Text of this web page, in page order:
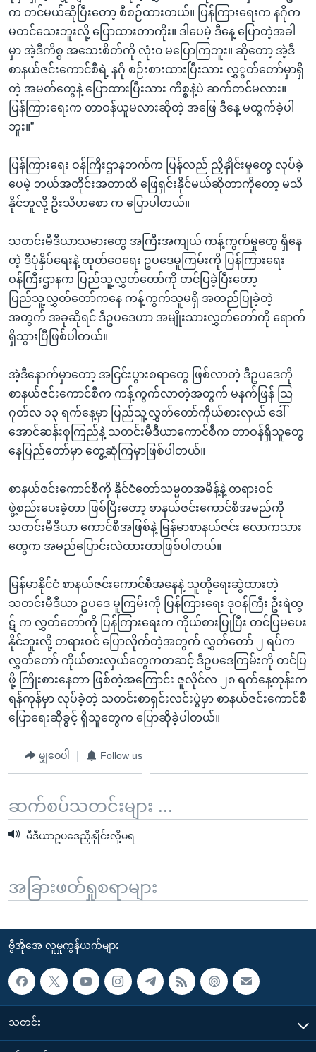
က တင်မယ်ဆိုပြီးတော့ စီစဉ်ထားတယ်။ ပြန်ကြားရေးက နဂိုက
မတင်သေးဘူးလို့ ပြောထားတာကိုး။ ဒါပေမဲ့ ဒီနေ့ ပြောတဲ့အခါ
မှာ အဲ့ဒီကိစ္စ အသေးစိတ်ကို လုံး၀ မပြောကြဘူး။ ဆိုတော့ အဲ့ဒီ
စာနယ်ဇင်းကောင်စီရဲ့ နဂို စဉ်းစားထားပြီးသား လွှွတ်တော်မှာရှိ
တဲ့ အမတ်တွေနဲ့ ပြောထားပြီးသား ကိစ္စနဲ့ပဲ ဆက်တင်မလား။
ပြန်ကြားရေးက တာဝန်ယူမလားဆိုတဲ့ အဖြေ ဒီနေ့ မထွက်ခဲ့ပါ
ဘူး။”
ပြန်ကြားရေး ဝန်ကြီးဌာနဘက်က ပြန်လည် ညှိနှိုင်းမှုတွေ လုပ်ခဲ့
ပေမဲ့ ဘယ်အတိုင်းအတာထိ ဖြေရှင်းနိုင်မယ်ဆိုတာကိုတော့ မသိ
နိုင်ဘူလို့ ဦးသီဟစော က ပြောပါတယ်။
သတင်းမီဒီယာသမားတွေ အကြီးအကျယ် ကန့်ကွက်မှုတွေ ရှိနေ
တဲ့ ဒီပုံနှိပ်ရေးနဲ့ ထုတ်ဝေရေး ဥပဒေမူကြမ်းကို ပြန်ကြားရေး
ဝန်ကြီးဌာနက ပြည်သူ့လွှတ်တော်ကို တင်ပြခဲ့ပြီးတော့
ပြည်သူ့လွှတ်တော်ကနေ ကန့်ကွက်သူမရှိ အတည်ပြုခဲ့တဲ့
အတွက် အခုဆိုရင် ဒီဥပဒေဟာ အမျိုးသားလွှတ်တော်ကို ရောက်
ရှိသွားပြီဖြစ်ပါတယ်။
အဲ့ဒီနောက်မှာတော့ အငြင်းပွားစရာတွေ ဖြစ်လာတဲ့ ဒီဥပဒေကို
စာနယ်ဇင်းကောင်စီက ကန့်ကွက်လာတဲ့အတွက် မနက်ဖြန် သြ
ဂုတ်လ ၁၃ ရက်နေ့မှာ ပြည်သူ့လွှတ်တော်ကိုယ်စားလှယ် ဒေါ်
အောင်ဆန်းစုကြည်နဲ့ သတင်းမီဒီယာကောင်စီက တာဝန်ရှိသူတွေ
နေပြည်တော်မှာ တွေ့ဆုံကြမှာဖြစ်ပါတယ်။
စာနယ်ဇင်းကောင်စီကို နိုင်ငံတော်သမ္မတအမိန့်နဲ့ တရားဝင်
ဖွဲ့စည်းပေးခဲ့တာ ဖြစ်ပြီးတော့ စာနယ်ဇင်းကောင်စီအမည်ကို
သတင်းမီဒီယာ ကောင်စီအဖြစ်နဲ့ မြန်မာစာနယ်ဇင်း လောကသား
တွေက အမည်ပြောင်းလဲထားတာဖြစ်ပါတယ်။
မြန်မာနိုင်ငံ စာနယ်ဇင်းကောင်စီအနေနဲ့ သူတို့ရေးဆွဲထားတဲ့
သတင်းမီဒီယာ ဥပဒေ မူကြမ်းကို ပြန်ကြားရေး ဒုဝန်ကြီး ဦးရဲထွ
ဋ် က လွှတ်တော်ကို ပြန်ကြားရေးက ကိုယ်စားပြုပြီး တင်ပြမပေး
နိုင်ဘူးလို့ တရားဝင် ပြောလိုက်တဲ့အတွက် လွှတ်တော် ၂ ရပ်က
လွှတ်တော် ကိုယ်စားလှယ်တွေကတဆင့် ဒီဥပဒေကြမ်းကို တင်ပြ
ဖို့ ကြိုးစားနေတာ ဖြစ်တဲ့အကြောင်း ဇူလိုင်လ ၂၈ ရက်နေ့တုန်းက
ရန်ကုန်မှာ လုပ်ခဲ့တဲ့ သတင်းစာရှင်းလင်းပွဲမှာ စာနယ်ဇင်းကောင်စီ
ပြောရေးဆိုခွင့် ရှိသူတွေက ပြောဆိုခဲ့ပါတယ်။
မျှဝေပါ Follow us
ဆက်စပ်သတင်းများ ...
မီဒီယာဥပဒေညှိနှိုင်းလို့မရ
အခြားဖတ်ရှုစရာများ
ဗွီအိုအေ လူမှုကွန်ယက်များ
သတင်း